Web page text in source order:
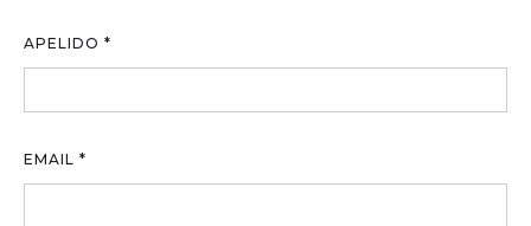
APELIDO *
EMAIL *